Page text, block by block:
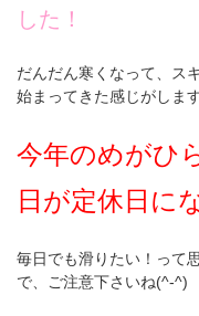
した！
だんだん寒くなって、ス
始まってきた感じがしま
今年のめがひ
日が定休日に
毎日でも滑りたい！って
で、ご注意下さいね(^-^)